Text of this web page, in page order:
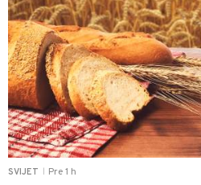
SVIJET Pre 1 h